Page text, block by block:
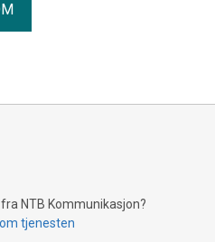
NTB Kommunikasjon?
tjenesten